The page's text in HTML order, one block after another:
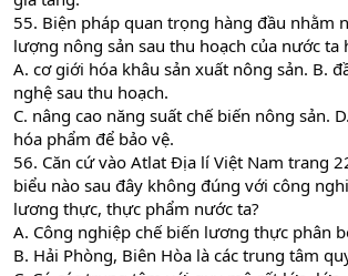
55. Biện pháp quan trọng hàng đầu nhằm
lượng nông sản sau thu hoạch của nước ta
A. cơ giới hóa khâu sản xuất nông sản. B.
nghệ sau thu hoạch.
C. nâng cao năng suất chế biến nông sản.
hóa phẩm để bảo vệ.
56. Căn cứ vào Atlat Địa lí Việt Nam trang
biểu nào sau đây không đúng với công
lương thực, thực phẩm nước ta?
A. Công nghiệp chế biến lương thực phân
B. Hải Phòng, Biên Hòa là các trung tâm